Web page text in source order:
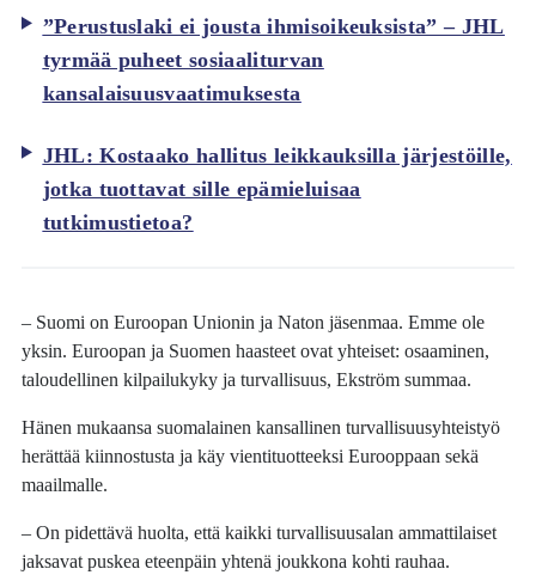
”Perustuslaki ei jousta ihmisoikeuksista” – JHL
tyrmää puheet sosiaaliturvan
kansalaisuusvaatimuksesta
JHL: Kostaako hallitus leikkauksilla järjestöille,
jotka tuottavat sille epämieluisaa
tutkimustietoa?
– Suomi on Euroopan Unionin ja Naton jäsenmaa. Emme ole
yksin. Euroopan ja Suomen haasteet ovat yhteiset: osaaminen,
taloudellinen kilpailukyky ja turvallisuus, Ekström summaa.
Hänen mukaansa suomalainen kansallinen turvallisuusyhteistyö
herättää kiinnostusta ja käy vientituotteeksi Eurooppaan sekä
maailmalle.
– On pidettävä huolta, että kaikki turvallisuusalan ammattilaiset
jaksavat puskea eteenpäin yhtenä joukkona kohti rauhaa.